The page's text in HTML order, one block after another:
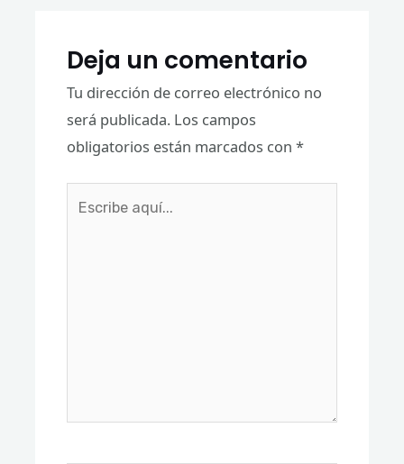
Deja un comentario
Tu dirección de correo electrónico no
será publicada. Los campos
obligatorios están marcados con *